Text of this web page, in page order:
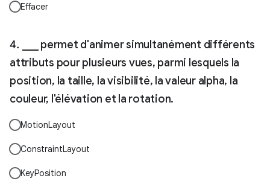
Effacer
___ permet d'animer simultanément différents
attributs pour plusieurs vues, parmi lesquels la
position, la taille, la visibilité, la valeur alpha, la
couleur, l'élévation et la rotation.
MotionLayout
ConstraintLayout
KeyPosition